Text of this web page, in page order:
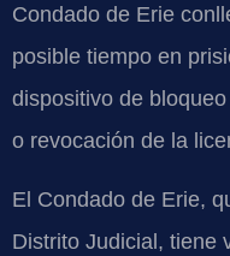
Condado de Erie
posible tiempo en
dispositivo de
o revocación de la
El Condado de Erie,
Distrito Judicial, tiene